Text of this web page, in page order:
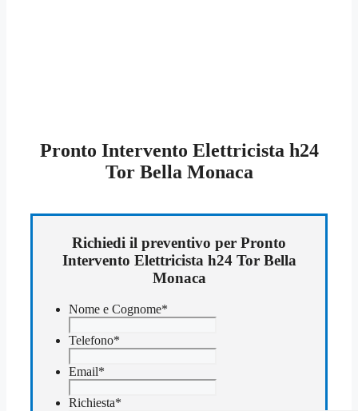
Pronto Intervento Elettricista h24
Tor Bella Monaca
Richiedi il preventivo per Pronto
Intervento Elettricista h24 Tor Bella
Monaca
Nome e Cognome*
Telefono*
Email*
Richiesta*